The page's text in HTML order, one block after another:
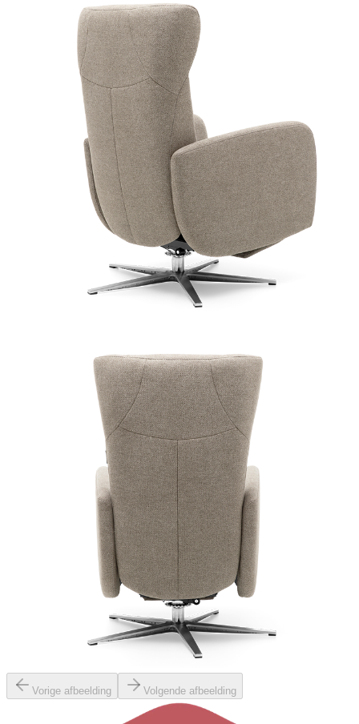
Vorige afbeelding Volgende afbeelding